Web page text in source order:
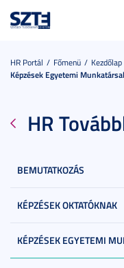
HR Portál Főmenü Kezdőlap
Képzések Egyetemi
HR
BEMUTATKOZÁS
KÉPZÉSEK OKTATÓKNAK
KÉPZÉSEK EGYETEMI